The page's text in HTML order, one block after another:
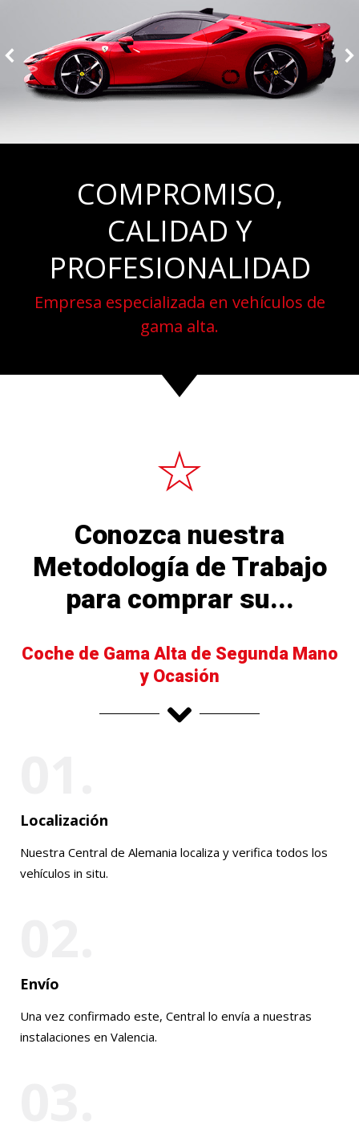
COMPROMISO,
CALIDAD Y
PROFESIONALIDAD
Empresa especializada en vehículos de
gama alta.
Conozca nuestra
Metodología de Trabajo
para comprar su...
Coche de Gama Alta de Segunda Mano
y Ocasión
Localización
Nuestra Central de Alemania localiza y verifica todos los
vehículos in situ.
Envío
Una vez confirmado este, Central lo envía a nuestras
instalaciones en Valencia.